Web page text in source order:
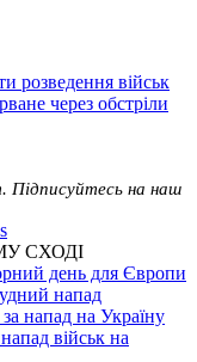
розведення військ
через обстріли
Підписуйтесь на наш
СХОДІ
день для Європи
напад
напад на Україну
військ на